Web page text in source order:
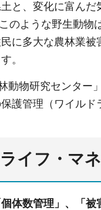
と、変化に富ん
のような野生動
に多大な農林業
。
動物研究センター
護管理（ワイル
イフ・マ
個体数管理」、「被